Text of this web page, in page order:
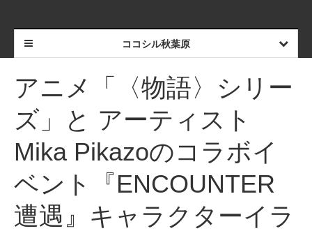
ココシル秋葉原
アニメ「〈物語〉シリー
ズ」と アーティスト
Mika Pikazoのコラボイ
ベント『ENCOUNTER
遭遇』キャラクターイラ